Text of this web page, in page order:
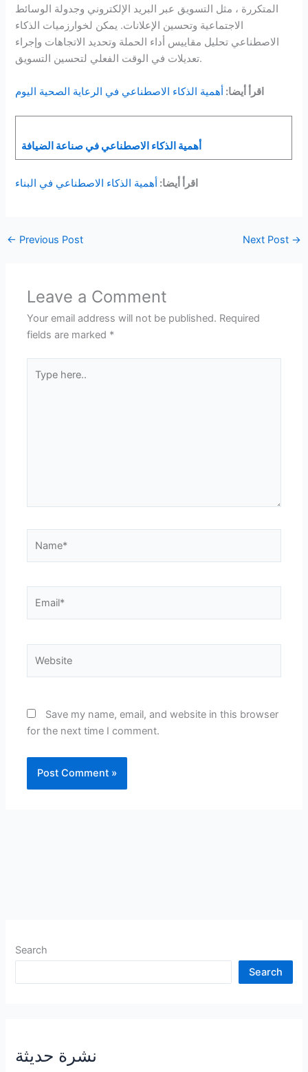
المتكررة ، مثل التسويق عبر البريد الإلكتروني وجدولة الوسائط
الاجتماعية وتحسين الإعلانات. يمكن لخوارزميات الذكاء
الاصطناعي تحليل مقاييس أداء الحملة وتحديد الاتجاهات وإجراء
تعديلات في الوقت الفعلي لتحسين التسويق.
اقرأ أيضا: أهمية الذكاء الاصطناعي في الرعاية الصحية اليوم
أهمية الذكاء الاصطناعي في صناعة الضيافة
اقرأ أيضا: أهمية الذكاء الاصطناعي في البناء
← Previous Post Next Post →
Leave a Comment
Your email address will not be published. Required
fields are marked *
here..
Save my name, email, and website in this browser
for the next time I comment.
Search
Search
نشرة حديثة